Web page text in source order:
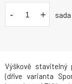
Výškově stavitelný
(dříve varianta
- + sada